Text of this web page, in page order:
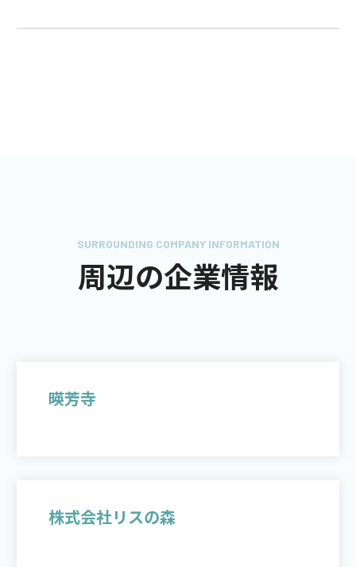
SURROUNDING COMPANY INFORMATION
周辺の企業情報
暎芳寺
株式会社リスの森